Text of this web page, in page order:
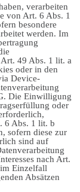
verarbeiten
von Art. 6 Abs. 1
besondere
werden. Im
49 Abs. 1 lit. a
oder in den
Device-
Die Einwilligung
oder
6 Abs. 1 lit. b
sofern diese zur
sind auf
nach Art.
Einzelfall
Absätzen